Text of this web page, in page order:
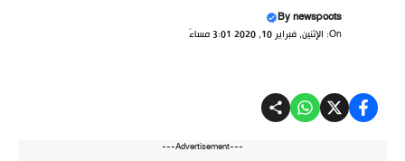
Bynewspoots
On: الإثنين, فبراير 10, 2020 3:01 مساءً
---Advertisement---